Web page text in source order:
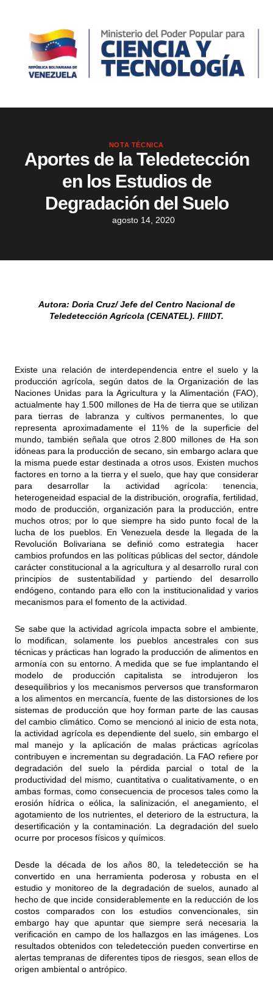
NOTA TÉCNICA
Aportes de la Teledetección
en los Estudios de
Degradación del Suelo
agosto 14, 2020
Autora: Doria Cruz/ Jefe del Centro Nacional de
Teledetección Agrícola (CENATEL). FIIIDT.
Existe una relación de interdependencia entre el suelo y la
producción agrícola, según datos de la Organización de las
Naciones Unidas para la Agricultura y la Alimentación (FAO),
actualmente hay 1.500 millones de Ha de tierra que se utilizan
para tierras de labranza y cultivos permanentes, lo que
representa aproximadamente el 11% de la superficie del
mundo, también señala que otros 2.800 millones de Ha son
idóneas para la producción de secano, sin embargo aclara que
la misma puede estar destinada a otros usos. Existen muchos
factores en torno a la tierra y el suelo, que hay que considerar
para desarrollar la actividad agrícola: tenencia,
heterogeneidad espacial de la distribución, orografía, fertilidad,
modo de producción, organización para la producción, entre
muchos otros; por lo que siempre ha sido punto focal de la
lucha de los pueblos. En Venezuela desde la llegada de la
Revolución Bolivariana se definió como estrategia hacer
cambios profundos en las políticas públicas del sector, dándole
carácter constitucional a la agricultura y al desarrollo rural con
principios de sustentabilidad y partiendo del desarrollo
endógeno, contando para ello con la institucionalidad y varios
mecanismos para el fomento de la actividad.
Se sabe que la actividad agrícola impacta sobre el ambiente,
lo modifican, solamente los pueblos ancestrales con sus
técnicas y prácticas han logrado la producción de alimentos en
armonía con su entorno. A medida que se fue implantando el
modelo de producción capitalista se introdujeron los
desequilibrios y los mecanismos perversos que transformaron
a los alimentos en mercancía, fuente de las distorsiones de los
sistemas de producción que hoy forman parte de las causas
del cambio climático. Como se mencionó al inicio de esta nota,
la actividad agrícola es dependiente del suelo, sin embargo el
mal manejo y la aplicación de malas prácticas agrícolas
contribuyen e incrementan su degradación. La FAO refiere por
degradación del suelo la pérdida parcial o total de la
productividad del mismo, cuantitativa o cualitativamente, o en
ambas formas, como consecuencia de procesos tales como la
erosión hídrica o eólica, la salinización, el anegamiento, el
agotamiento de los nutrientes, el deterioro de la estructura, la
desertificación y la contaminación. La degradación del suelo
ocurre por procesos físicos y químicos.
Desde la década de los años 80, la teledetección se ha
convertido en una herramienta poderosa y robusta en el
estudio y monitoreo de la degradación de suelos, aunado al
hecho de que incide considerablemente en la reducción de los
costos comparados con los estudios convencionales, sin
embargo hay que apuntar que siempre será necesaria la
verificación en campo de los hallazgos en las imágenes. Los
resultados obtenidos con teledetección pueden convertirse en
alertas tempranas de diferentes tipos de riesgos, sean ellos de
origen ambiental o antrópico.